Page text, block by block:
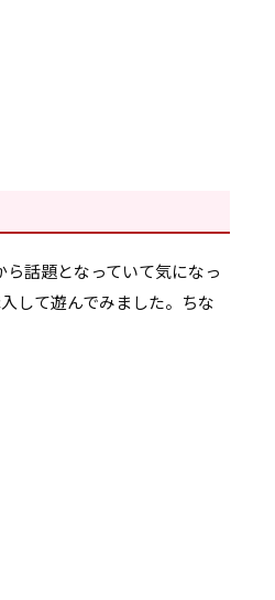
話題となっていて気になっ
して遊んでみました。ちな